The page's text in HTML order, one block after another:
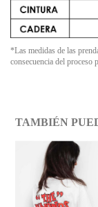
*Las medidas de las
consecuencia del proceso
TAMBIÉN